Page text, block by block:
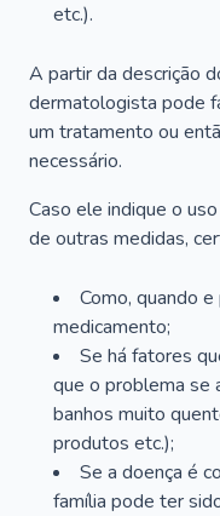
etc.).
A partir da descrição
dermatologista pode
um tratamento ou
necessário.
Caso ele indique o
de outras medidas,
Como, quando
medicamento;
Se há fatores
que o problema se
banhos muito
produtos etc.);
Se a doença é
família pode ter